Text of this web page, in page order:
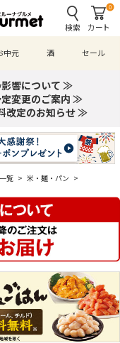
検索
0
カート
中元 酒 セール
響について ≫
変更のご案内 ≫
改定のお知らせ ≫
覧 > 米・麺・パン >